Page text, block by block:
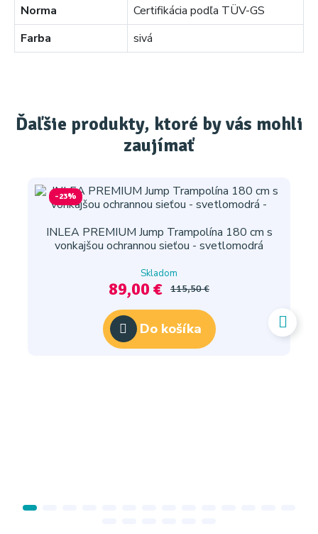
Norma
Certifikácia podľa TÜV-GS
Farba
sivá
Ďaľšie produkty, ktoré by vás mohli
zaujímať
-23%
INLEA PREMIUM Jump Trampolína 180 cm s
vonkajšou ochrannou sieťou - svetlomodrá
Skladom
89,00 € 115,50 €
Do košíka